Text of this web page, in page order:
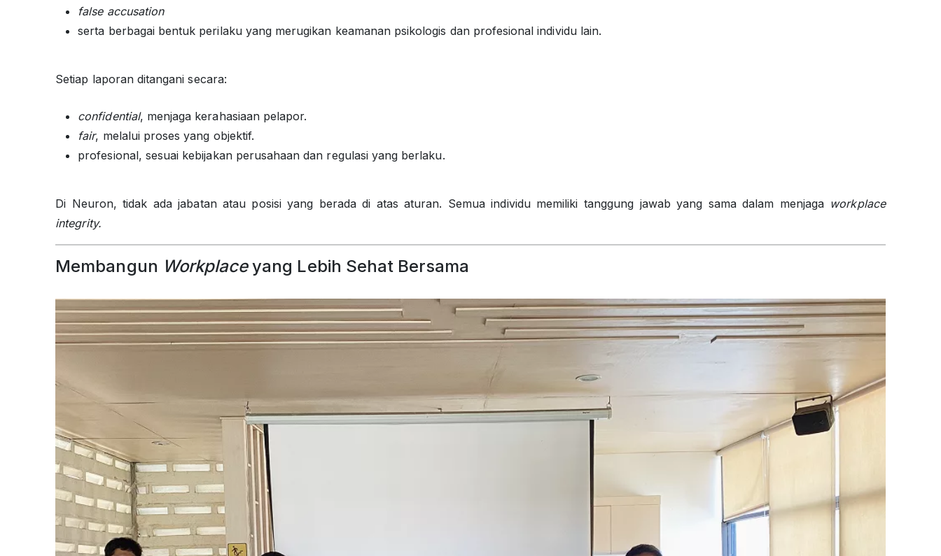
false accusation
serta berbagai bentuk perilaku yang merugikan keamanan psikologis dan profesional individu lain.
Setiap laporan ditangani secara:
confidential, menjaga kerahasiaan pelapor.
fair, melalui proses yang objektif.
profesional, sesuai kebijakan perusahaan dan regulasi yang berlaku.
Di Neuron, tidak ada jabatan atau posisi yang berada di atas aturan. Semua individu memiliki tanggung jawab yang sama dalam menjaga workplace
integrity.
Membangun Workplaceyang Lebih Sehat Bersama